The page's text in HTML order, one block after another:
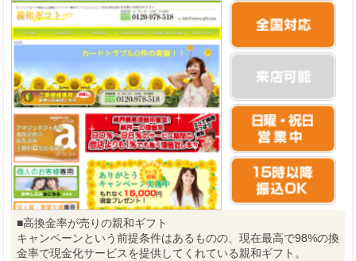
■高換金率が売りの親和ギフト
キャンペーンという前提条件はあるものの、現在最高で98%の換
金率で現金化サービスを提供してくれている親和ギフト。